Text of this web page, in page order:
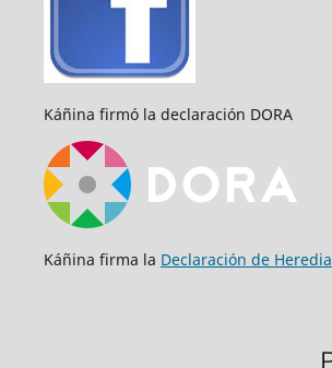
Káñina firmó la declaración DORA
Káñina firma la Declaración de Heredia